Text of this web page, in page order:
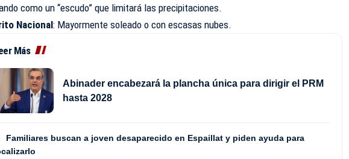
como un “escudo” que limitará las precipitaciones.
Nacional: Mayormente soleado o con escasas nubes.
Más
Abinader encabezará la plancha única para dirigir el PRM
hasta 2028
Familiares buscan a joven desaparecido en Espaillat y piden ayuda para